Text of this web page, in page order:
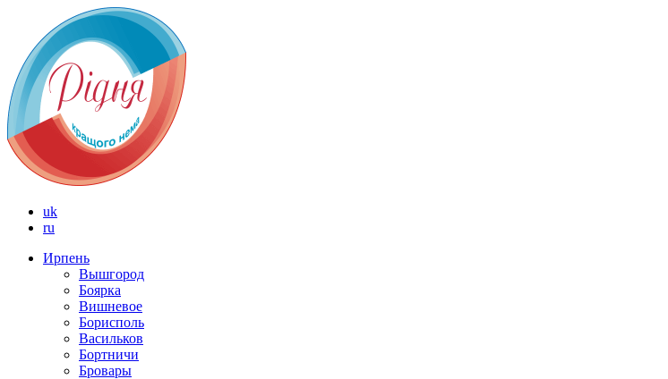
uk
ru
Ирпень
Вышгород
Боярка
Вишневое
Борисполь
Васильков
Бортничи
Бровары